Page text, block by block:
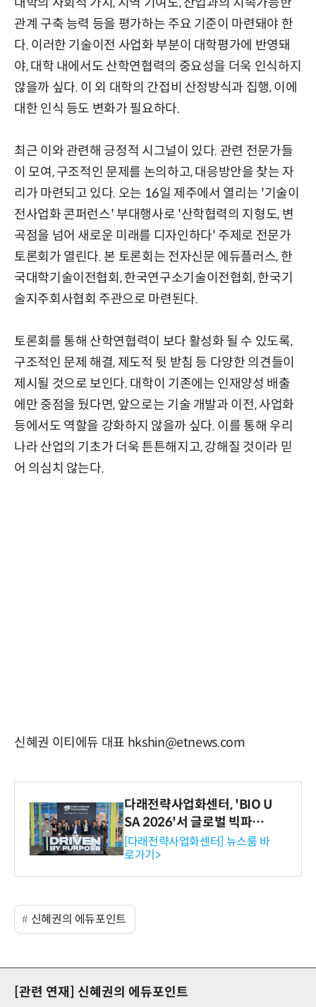
관계 구축 능력 등을 평가하는 주요 기준이 마련돼야 한
다. 이러한 기술이전 사업화 부분이 대학평가에 반영돼
야, 대학 내에서도 산학연협력의 중요성을 더욱 인식하지
않을까 싶다. 이 외 대학의 간접비 산정방식과 집행, 이에
대한 인식 등도 변화가 필요하다.
최근 이와 관련해 긍정적 시그널이 있다. 관련 전문가들
이 모여, 구조적인 문제를 논의하고, 대응방안을 찾는 자
리가 마련되고 있다. 오는 16일 제주에서 열리는 '기술이
전사업화 콘퍼런스' 부대행사로 '산학협력의 지형도, 변
곡점을 넘어 새로운 미래를 디자인하다' 주제로 전문가
토론회가 열린다. 본 토론회는 전자신문 에듀플러스, 한
국대학기술이전협회, 한국연구소기술이전협회, 한국기
술지주회사협회 주관으로 마련된다.
토론회를 통해 산학연협력이 보다 활성화 될 수 있도록,
구조적인 문제 해결, 제도적 뒷 받침 등 다양한 의견들이
제시될 것으로 보인다. 대학이 기존에는 인재양성 배출
에만 중점을 뒀다면, 앞으로는 기술 개발과 이전, 사업화
등에서도 역할을 강화하지 않을까 싶다. 이를 통해 우리
나라 산업의 기초가 더욱 튼튼해지고, 강해질 것이라 믿
어 의심치 않는다.
신혜권 이티에듀 대표 hkshin@etnews.com
다래전략사업화센터, 'BIO U
SA 2026'서 글로벌 빅파마
와의 비즈니스 미팅 지원…K
-바이오 해외 진출 교두보 확
보
[다래전략사업화센터] 뉴스룸 바
로가기>
신혜권의 에듀포인트
[관련 연재]
신혜권의 에듀포인트